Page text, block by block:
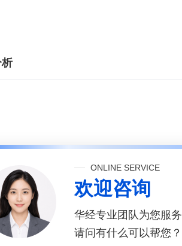
ONLINE SERVICE
欢迎咨询
华经专业团队为您服务
请问有什么可以帮您？